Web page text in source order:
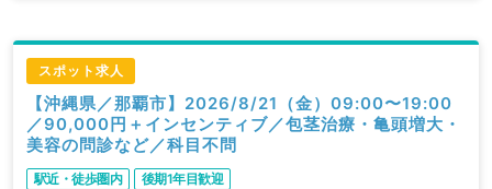
スポット求人
【沖縄県／那覇市】2026/8/21（金）09:00〜19:00
／90,000円＋インセンティブ／包茎治療・亀頭増大・
美容の問診など／科目不問
駅近・徒歩圏内 後期1年目歓迎